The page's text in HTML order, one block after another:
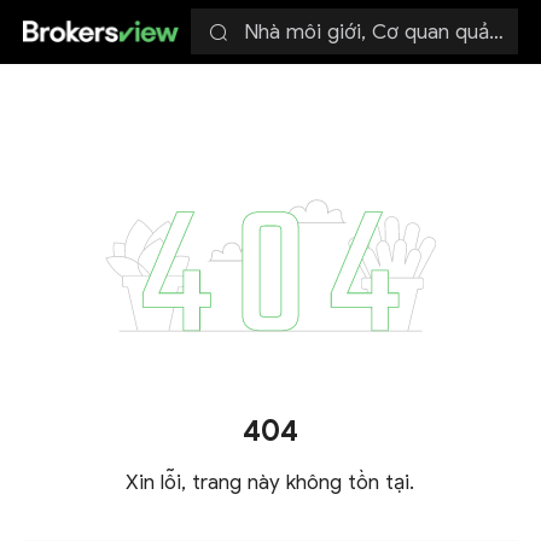
Nhà môi giới, Cơ quan quản lý
404
Xin lỗi, trang này không tồn tại.